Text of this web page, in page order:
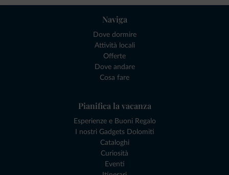
Naviga
Dove dormire
Attività locali
Offerte
Dove andare
Cosa fare
Pianifica la vacanza
Esperienze e Buoni Regalo
I nostri Gadgets Dolomiti
Cataloghi
Curiosità
Eventi